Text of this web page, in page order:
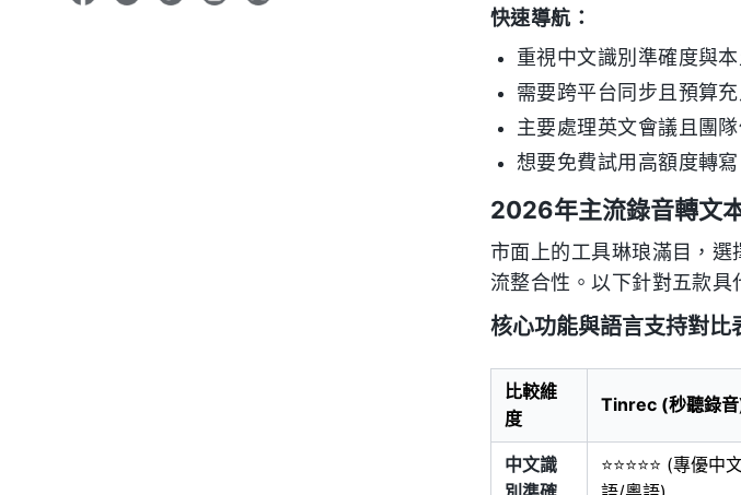
快速導航：
重視中文識別準確度與
需要跨平台同步且預算
主要處理英文會議且團
想要免費試用高額度轉
2026年主流錄音轉文
市面上的工具琳琅滿目，
流整合性。以下針對五款具
核心功能與語言支持對比
比較維
度
Tinrec (秒聽錄
中文識
⭐⭐⭐⭐⭐ (專優中